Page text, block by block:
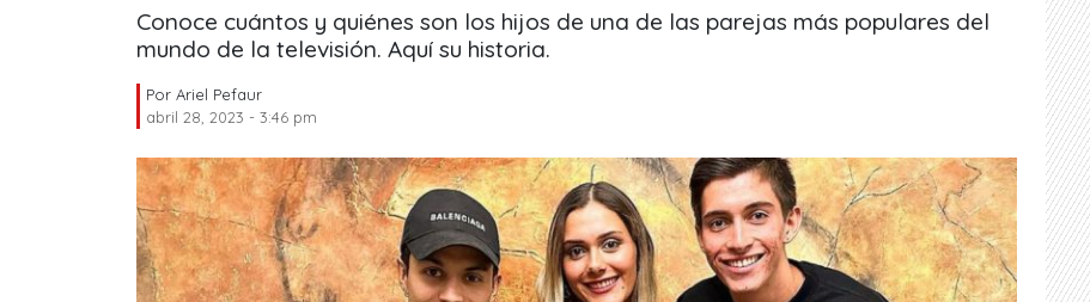
Conoce cuántos y quiénes son los hijos de una de las parejas más populares del
mundo de la televisión. Aquí su historia.
Por Ariel Pefaur
abril 28, 2023 - 3:46 pm